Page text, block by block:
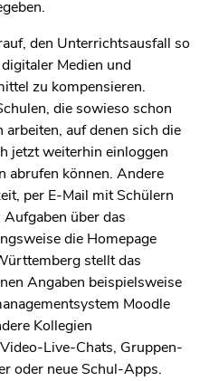
den Unterrichtsausfall so
Medien und
zu kompensieren.
die sowieso schon
auf denen sich die
jetzt weiterhin einloggen
abrufen können. Andere
per E-Mail mit Schülern
über das
die Homepage
stellt das
Angaben beispielsweise
Moodle
Kollegien
Live-Chats, Gruppen-
oder neue Schul-Apps.